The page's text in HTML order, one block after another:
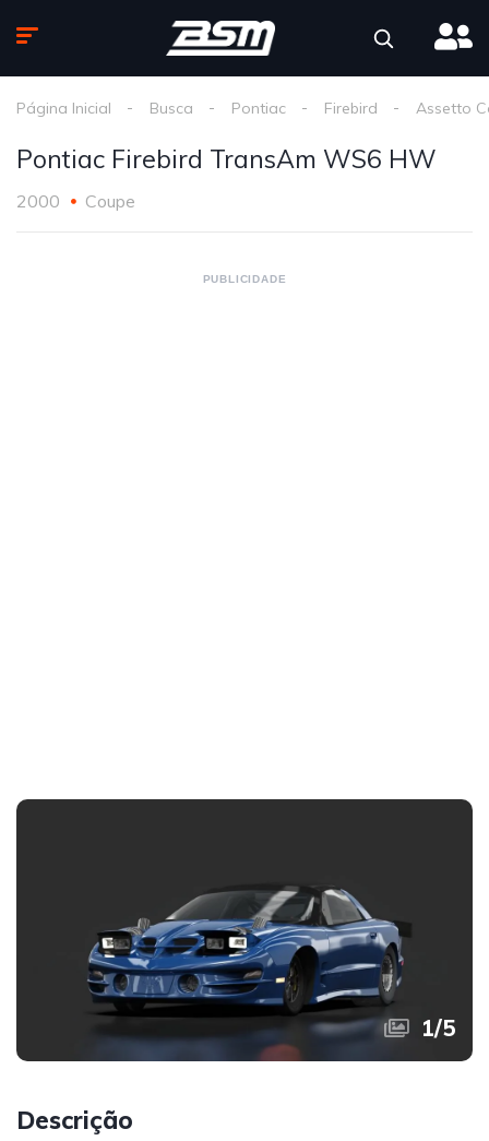
Página Inicial Busca Pontiac Firebird Assetto
Pontiac Firebird TransAm WS6 HW
2000 Coupe
PUBLICIDADE
1/5
Descrição